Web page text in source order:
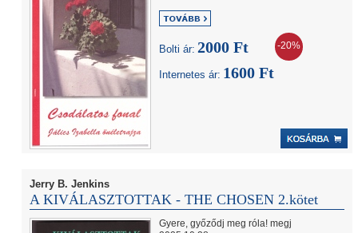
Bolti ár: 2000 Ft -20%
Internetes ár: 1600 Ft
Jerry B. Jenkins
A KIVÁLASZTOTTAK - THE CHOSEN 2.kötet
Gyere, győződj meg róla! megj